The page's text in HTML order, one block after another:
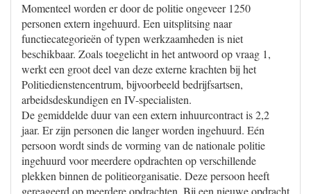
Momenteel worden er door de politie ongeveer 1250
personen extern ingehuurd. Een uitsplitsing naar
functiecategorieën of typen werkzaamheden is niet
beschikbaar. Zoals toegelicht in het antwoord op vraag 1,
werkt een groot deel van deze externe krachten bij het
Politiedienstencentrum, bijvoorbeeld bedrijfsartsen,
arbeidsdeskundigen en IV-specialisten.
De gemiddelde duur van een extern inhuurcontract is 2,2
jaar. Er zijn personen die langer worden ingehuurd. Eén
persoon wordt sinds de vorming van de nationale politie
ingehuurd voor meerdere opdrachten op verschillende
plekken binnen de politieorganisatie. Deze persoon heeft
gereageerd op meerdere opdrachten. Bij een nieuwe opdracht